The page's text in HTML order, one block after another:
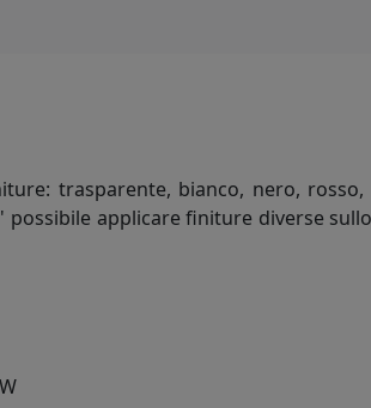
trasparente, bianco, nero,
applicare finiture diverse